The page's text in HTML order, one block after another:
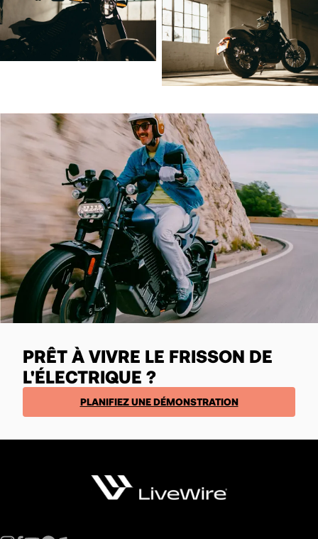
PRÊT À VIVRE LE FRISSON DE
L'ÉLECTRIQUE ?
PLANIFIEZ UNE DÉMONSTRATION